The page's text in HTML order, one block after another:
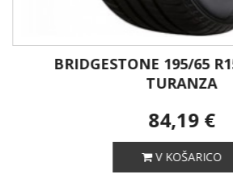
BRIDGESTONE 195/65
TURANZA
84,19 €
V KOŠARICO